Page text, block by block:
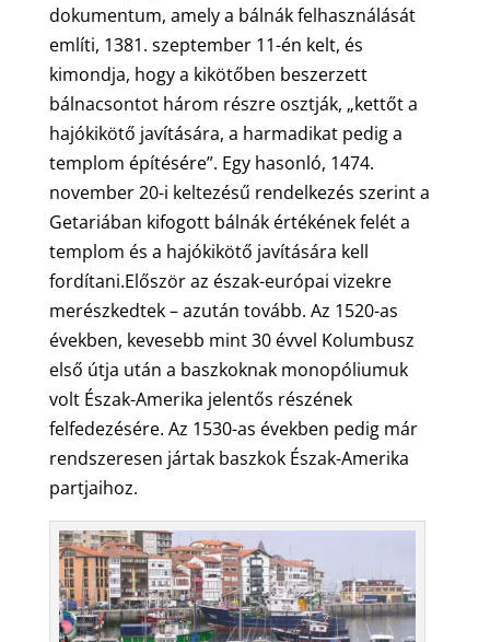
dokumentum, amely a bálnák felhasználását
említi, 1381. szeptember 11-én kelt, és
kimondja, hogy a kikötőben beszerzett
bálnacsontot három részre osztják, „kettőt a
hajókikötő javítására, a harmadikat pedig a
templom építésére”. Egy hasonló, 1474.
november 20-i keltezésű rendelkezés szerint a
Getariában kifogott bálnák értékének felét a
templom és a hajókikötő javítására kell
fordítani.Először az észak-európai vizekre
merészkedtek – azután tovább. Az 1520-as
években, kevesebb mint 30 évvel Kolumbusz
első útja után a baszkoknak monopóliumuk
volt Észak-Amerika jelentős részének
felfedezésére. Az 1530-as években pedig már
rendszeresen jártak baszkok Észak-Amerika
partjaihoz.